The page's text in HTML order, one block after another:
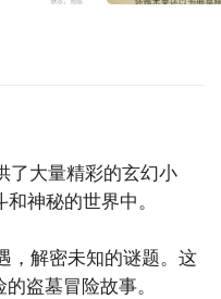
了大量精彩的玄幻小
神秘的世界中。
，解密未知的谜题。这
盗墓冒险故事。